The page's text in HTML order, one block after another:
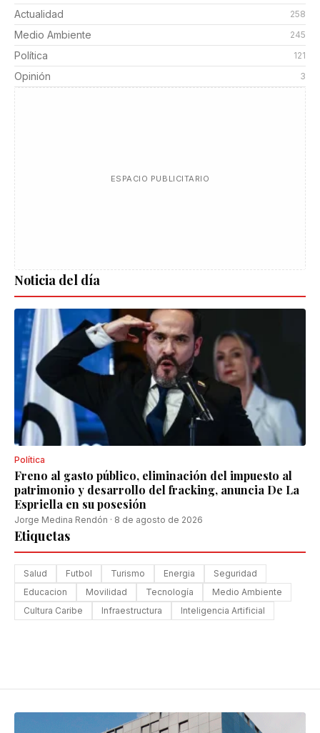
Actualidad 258
Medio Ambiente 245
Política 121
Opinión 3
ESPACIO PUBLICITARIO
Noticia del día
Política
Freno al gasto público, eliminación del impuesto al
patrimonio y desarrollo del fracking, anuncia De La
Espriella en su posesión
Jorge Medina Rendón · 8 de agosto de 2026
Etiquetas
Salud Futbol Turismo Energia
Seguridad
Educacion
Movilidad Tecnología
Medio Ambiente
Cultura Caribe
Infraestructura Inteligencia Artificial